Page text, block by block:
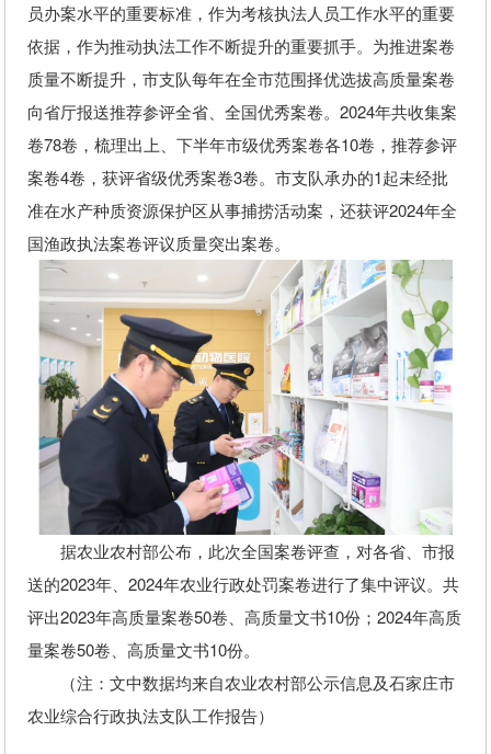
员办案水平的重要标准，作为考核执法人员工作水平的重要
依据，作为推动执法工作不断提升的重要抓手。为推进案卷
质量不断提升，市支队每年在全市范围择优选拔高质量案卷
向省厅报送推荐参评全省、全国优秀案卷。2024年共收集案
卷78卷，梳理出上、下半年市级优秀案卷各10卷，推荐参评
案卷4卷，获评省级优秀案卷3卷。市支队承办的1起未经批
准在水产种质资源保护区从事捕捞活动案，还获评2024年全
国渔政执法案卷评议质量突出案卷。
据农业农村部公布，此次全国案卷评查，对各省、市报
送的2023年、2024年农业行政处罚案卷进行了集中评议。共
评出2023年高质量案卷50卷、高质量文书10份；2024年高质
量案卷50卷、高质量文书10份。
（注：文中数据均来自农业农村部公示信息及石家庄市
农业综合行政执法支队工作报告）